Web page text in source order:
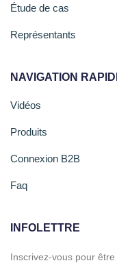
Étude de cas
Représentants
NAVIGATION
Vidéos
Produits
Connexion B2B
Faq
INFOLETTRE
Inscrivez-vous pour